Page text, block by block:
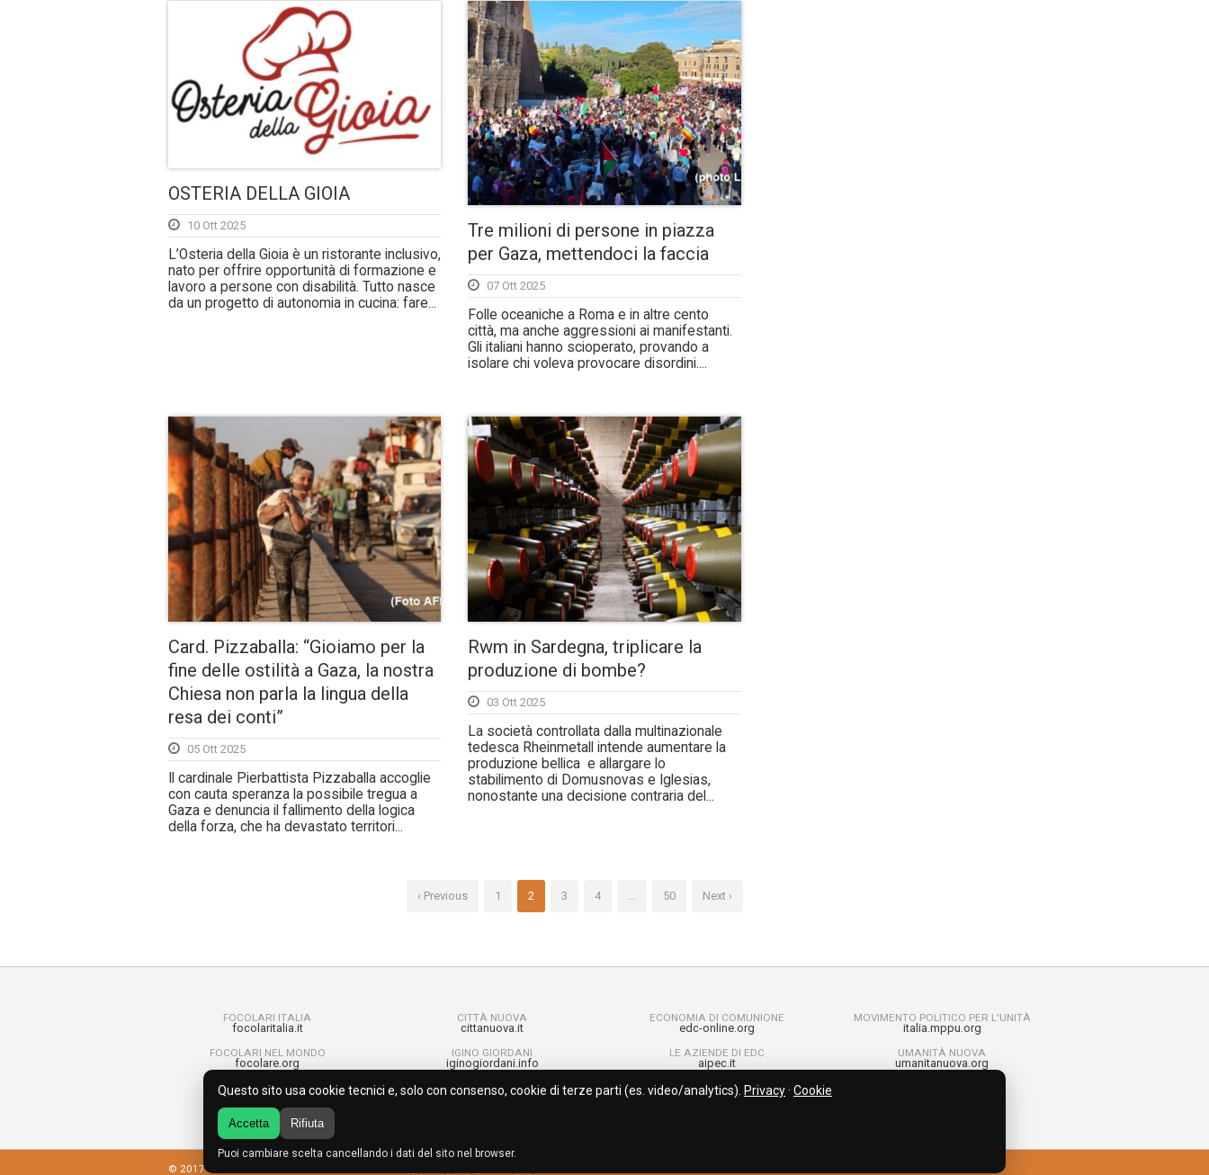
OSTERIA DELLA GIOIA
10 Ott 2025
L’Osteria della Gioia è un ristorante inclusivo,
nato per offrire opportunità di formazione e
lavoro a persone con disabilità. Tutto nasce
da un progetto di autonomia in cucina: fare...
Tre milioni di persone in piazza
per Gaza, mettendoci la faccia
07 Ott 2025
Folle oceaniche a Roma e in altre cento
città, ma anche aggressioni ai manifestanti.
Gli italiani hanno scioperato, provando a
isolare chi voleva provocare disordini....
Card. Pizzaballa: “Gioiamo per la
fine delle ostilità a Gaza, la nostra
Chiesa non parla la lingua della
resa dei conti”
05 Ott 2025
Il cardinale Pierbattista Pizzaballa accoglie
con cauta speranza la possibile tregua a
Gaza e denuncia il fallimento della logica
della forza, che ha devastato territori...
Rwm in Sardegna, triplicare la
produzione di bombe?
03 Ott 2025
La società controllata dalla multinazionale
tedesca Rheinmetall intende aumentare la
produzione bellica e allargare lo
stabilimento di Domusnovas e Iglesias,
nonostante una decisione contraria del...
‹ Previous 1 2 3 4 50 Next ›
FOCOLARI ITALIA
focolaritalia.it
FOCOLARI NEL MONDO
focolare.org
CHIARA LUBICH
centrochiaralubich.org
CITTÀ NUOVA
cittanuova.it
IGINO GIORDANI
iginogiordani.info
ECONOMIA DI COMUNIONE
edc-online.org
LE AZIENDE DI EDC
aipec.it
MOVIMENTO POLITICO PER L'UNITÀ
italia.mppu.org
UMANITÀ NUOVA
umanitanuova.org
© 2017 MOVIMENTO DEI FOCOLARI DEL VENETO |
Questo sito usa cookie tecnici e, solo con consenso, cookie di terze parti (es. video/analytics). Privacy· Cookie
Accetta Rifiuta
Puoi cambiare scelta cancellando i dati del sito nel browser.